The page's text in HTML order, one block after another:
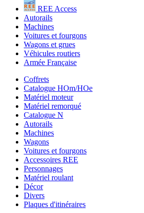
REE Access
Autorails
Machines
Voitures et fourgons
Wagons et grues
Véhicules routiers
Armée Française
Coffrets
Catalogue HOm/HOe
Matériel moteur
Matériel remorqué
Catalogue N
Autorails
Machines
Wagons
Voitures et fourgons
Accessoires REE
Personnages
Matériel roulant
Décor
Divers
Plaques d'itinéraires